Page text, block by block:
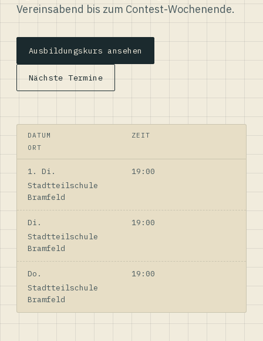
Vereinsabend bis zum Contest-Wochenende.
Ausbildungskurs ansehen
Nächste Termine
DATUM
ZEIT
ORT
1. Di.
19:00
Stadtteilschule
Bramfeld
Di.
19:00
Stadtteilschule
Bramfeld
Do.
19:00
Stadtteilschule
Bramfeld